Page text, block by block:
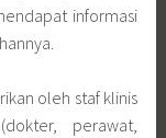
informasi
oleh staf klinis
perawat,